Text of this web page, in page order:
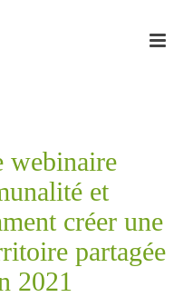
webinaire
et
créer une
partagée
2021